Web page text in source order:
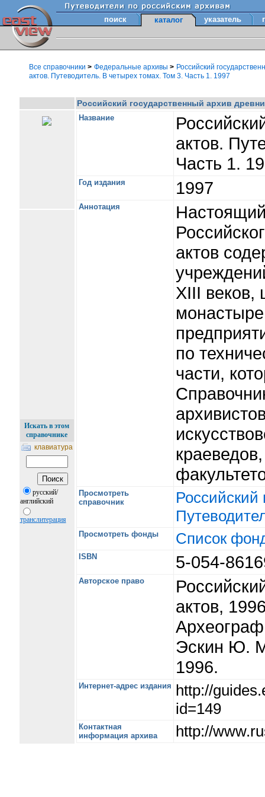
поиск каталог указатель
Все справочники > Федеральные архивы > Российский
актов. Путеводитель. В четырех томах. Том 3. Часть 1. 1997
Российский государственный архив
Название
актов.
Часть 1.
Год издания 1997
Аннотация
актов
XIII веков,
по
части,
Просмотреть
справочник
Российский
Просмотреть фонды Список
ISBN 5-054-
Авторское право
актов,
Эскин Ю.
1996.
Интернет-адрес издания http://
id=149
Контактная
информация архива
http://
Искать в этом
справочнике
клавиатура
русский/
английский
транслитерация